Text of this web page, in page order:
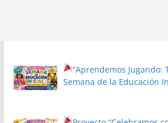
“Aprendemos Jugando:
Semana de la Educación